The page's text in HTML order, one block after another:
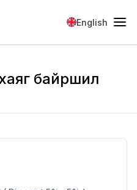
English
байршил